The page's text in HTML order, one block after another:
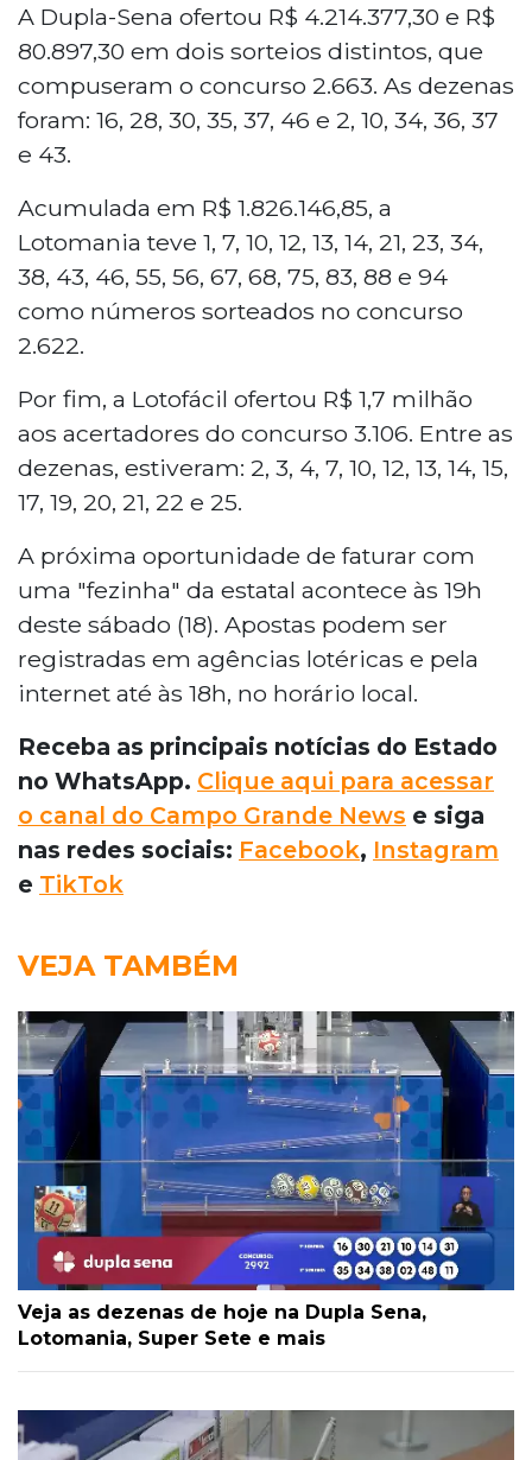
A Dupla-Sena ofertou R$ 4.214.377,30 e R$
80.897,30 em dois sorteios distintos, que
compuseram o concurso 2.663. As dezenas
foram: 16, 28, 30, 35, 37, 46 e 2, 10, 34, 36, 37
e 43.
Acumulada em R$ 1.826.146,85, a
Lotomania teve 1, 7, 10, 12, 13, 14, 21, 23, 34,
38, 43, 46, 55, 56, 67, 68, 75, 83, 88 e 94
como números sorteados no concurso
2.622.
Por fim, a Lotofácil ofertou R$ 1,7 milhão
aos acertadores do concurso 3.106. Entre as
dezenas, estiveram: 2, 3, 4, 7, 10, 12, 13, 14, 15,
17, 19, 20, 21, 22 e 25.
A próxima oportunidade de faturar com
uma "fezinha" da estatal acontece às 19h
deste sábado (18). Apostas podem ser
registradas em agências lotéricas e pela
internet até às 18h, no horário local.
Receba as principais notícias do Estado
no WhatsApp. Clique aqui para acessar
o canal do Campo Grande News e siga
nas redes sociais: Facebook, Instagram
e TikTok
VEJA TAMBÉM
Veja as dezenas de hoje na Dupla Sena,
Lotomania, Super Sete e mais